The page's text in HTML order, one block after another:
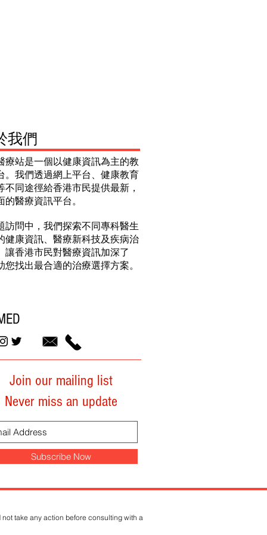
我們
療站是一個以健康資訊為主的教
。我們透過網上平台、健康教育
不同途徑給香港市民提供最新，
的醫療資訊平台。
訪問中，我們探索不同專科醫生
健康資訊、醫療新科技及疾病治
讓香港市民對醫療資訊加深了
您找出最合適的治療選擇方案。
Join our mailing list
Never miss an update
Subscribe Now
take any action before consulting with a